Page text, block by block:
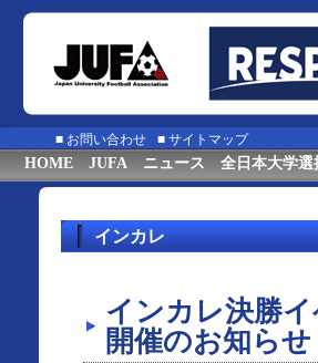
■ お問い合わせ ■ サイトマップ
HOME JUFA ニュース 全日本大学選
インカレ
インカレ決勝
開催のお知らせ